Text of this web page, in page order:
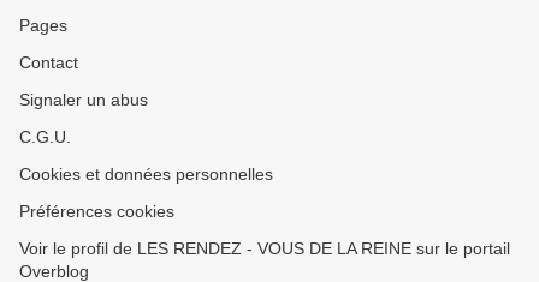
Pages
Contact
Signaler un abus
C.G.U.
Cookies et données personnelles
Préférences cookies
Voir le profil de LES RENDEZ - VOUS DE LA REINE sur le portail
Overblog